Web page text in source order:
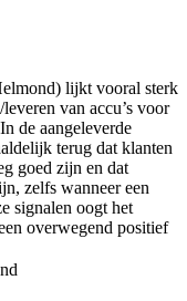
lijkt vooral sterk
van accu’s voor
de aangeleverde
terug dat klanten
goed zijn en dat
zelfs wanneer een
signalen oogt het
overwegend positief